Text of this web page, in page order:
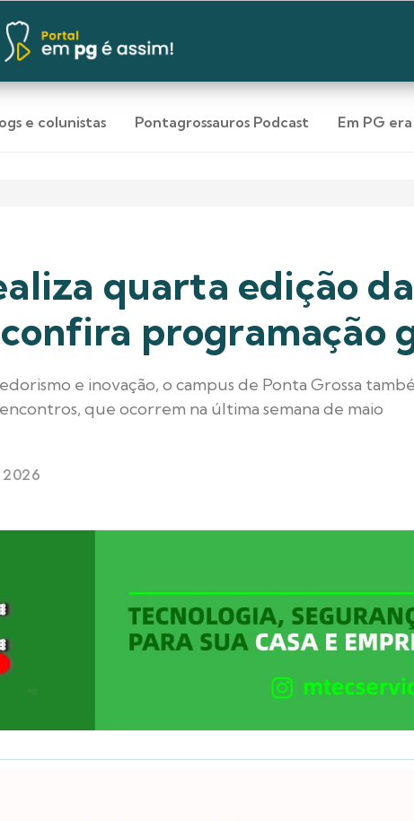
e colunistas Pontagrossauros Podcast Em PG era
quarta edição
programação
e inovação, o campus de Ponta Grossa
encontros, que ocorrem na última semana de maio
2026